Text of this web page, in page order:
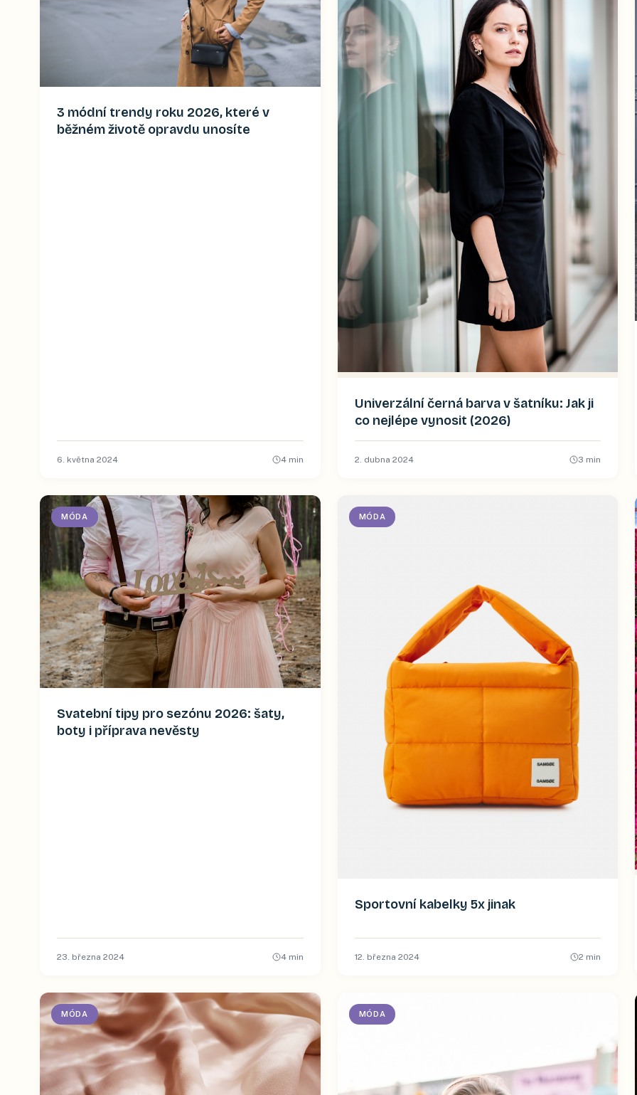
3 módní trendy roku 2026, které v
běžném životě opravdu unosíte
6. května 2024 4min
Univerzální černá barva v šatníku: Jak ji
co nejlépe vynosit (2026)
2. dubna 2024 3 min
MÓDA
Svatební tipy pro sezónu 2026: šaty,
boty i příprava nevěsty
23. března 2024 4min
MÓDA
Sportovní kabelky 5x jinak
12. března 2024 2 min
MÓDA MÓDA